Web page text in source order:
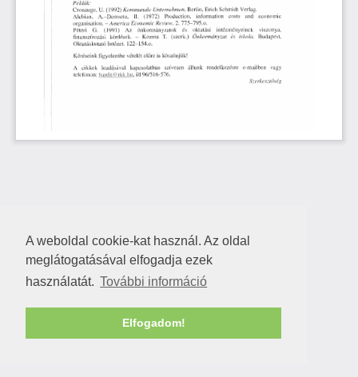
A weboldal cookie-kat használ. Az oldal
meglátogatásával elfogadja ezek
használatát. További információ
Elfogadom!